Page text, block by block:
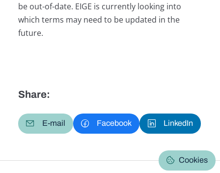
be out-of-date. EIGE is currently looking into
which terms may need to be updated in the
future.
Share:
E-mail Facebook LinkedIn
Cookies